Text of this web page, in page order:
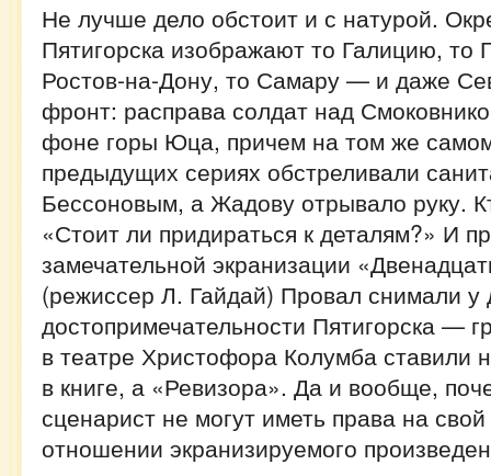
Не лучше дело обстоит и с натурой.
Пятигорска изображают то Галицию, то
Ростов-на-Дону, то Самару — и даже
фронт: расправа солдат над
фоне горы Юца, причем на том же
предыдущих сериях обстреливали
Бессоновым, а Жадову отрывало руку.
«Стоит ли придираться к деталям?» И
замечательной экранизации
(режиссер Л. Гайдай) Провал снимали у
достопримечательности Пятигорска —
в театре Христофора Колумба ставили
в книге, а «Ревизора». Да и вообще,
сценарист не могут иметь права на свой
отношении экранизируемого